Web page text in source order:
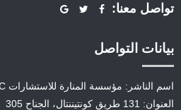
تواصل معنا:
بيانات التواصل
اسم الناشر: مؤسسة المنارة للاستشارات Manara Consultancy, LLC.
العنوان: 131 طريق كونتيننتال، الجناح 305